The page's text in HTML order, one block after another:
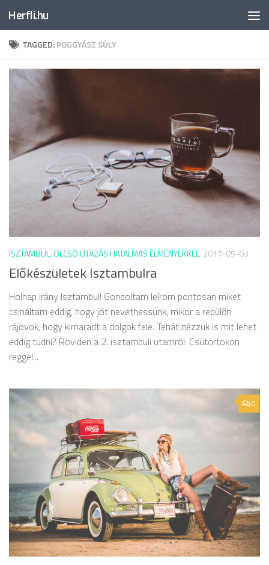
Skip to content
Herfli.hu
TAGGED:POGGYÁSZ SÚLY
ISZTAMBUL, OLCSÓ UTAZÁS HATALMAS ÉLMÉNYEKKEL 2017-05-03
Előkészületek Isztambulra
Holnap irány Isztambul! Gondoltam leírom pontosan miket
csináltam eddig, hogy jót nevethessünk, mikor a repülőn
rájövök, hogy kimaradt a dolgok fele. Tehát nézzük is mit lehet
eddig tudni? Röviden a 2. isztambuli utamról: Csütörtökön
reggel...
0